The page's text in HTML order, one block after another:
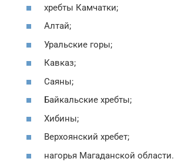
хребты Камчатки;
Алтай;
Уральские горы;
Кавказ;
Саяны;
Байкальские хребты;
Хибины;
Верхоянский хребет;
нагорья Магаданской области.